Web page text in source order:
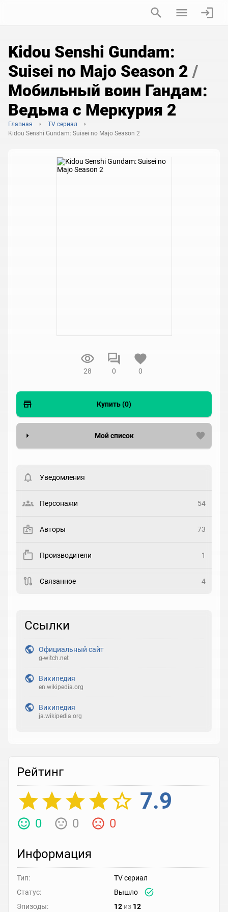
Kidou Senshi Gundam:
Suisei no Majo Season 2 /
Мобильный воин Гандам:
Ведьма с Меркурия 2
Главная
TV сериал
Kidou Senshi Gundam: Suisei no Majo Season 2
28 0 0
Купить (0)
Мой список
Статус
Рейтинг
Реакция
Уведомления
Персонажи 54
Авторы 73
Производители 1
Связанное 4
Ссылки
Официальный сайт
g-witch.net
Википедия
en.wikipedia.org
Википедия
ja.wikipedia.org
Рейтинг
7.9
0 0 0
Информация
Тип:
TV сериал
Статус:
Вышло
Эпизоды:
12 из 12